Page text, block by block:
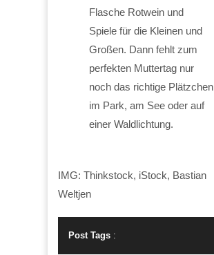
Flasche Rotwein und
Spiele für die Kleinen und
Großen. Dann fehlt zum
perfekten Muttertag nur
noch das richtige Plätzchen
im Park, am See oder auf
einer Waldlichtung.
IMG: Thinkstock, iStock, Bastian
Weltjen
Post Tags :